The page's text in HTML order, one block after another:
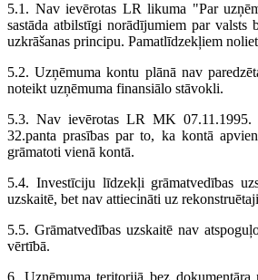
5.1. Nav ievērotas LR likuma "Par
sastāda atbilstīgi norādījumiem par valsts
uzkrāšanas principu. Pamatlīdzekļiem
5.2. Uzņēmuma kontu plānā nav
noteikt uzņēmuma finansiālo stāvokli.
5.3. Nav ievērotas LR MK 07.11.1995.
32.panta prasības par to, ka kontā
grāmatoti vienā kontā.
5.4. Investīciju līdzekļi grāmatvedības
uzskaitē, bet nav attiecināti uz
5.5. Grāmatvedības uzskaitē nav
vērtībā.
6. Uzņēmuma teritorijā bez dokumentāra